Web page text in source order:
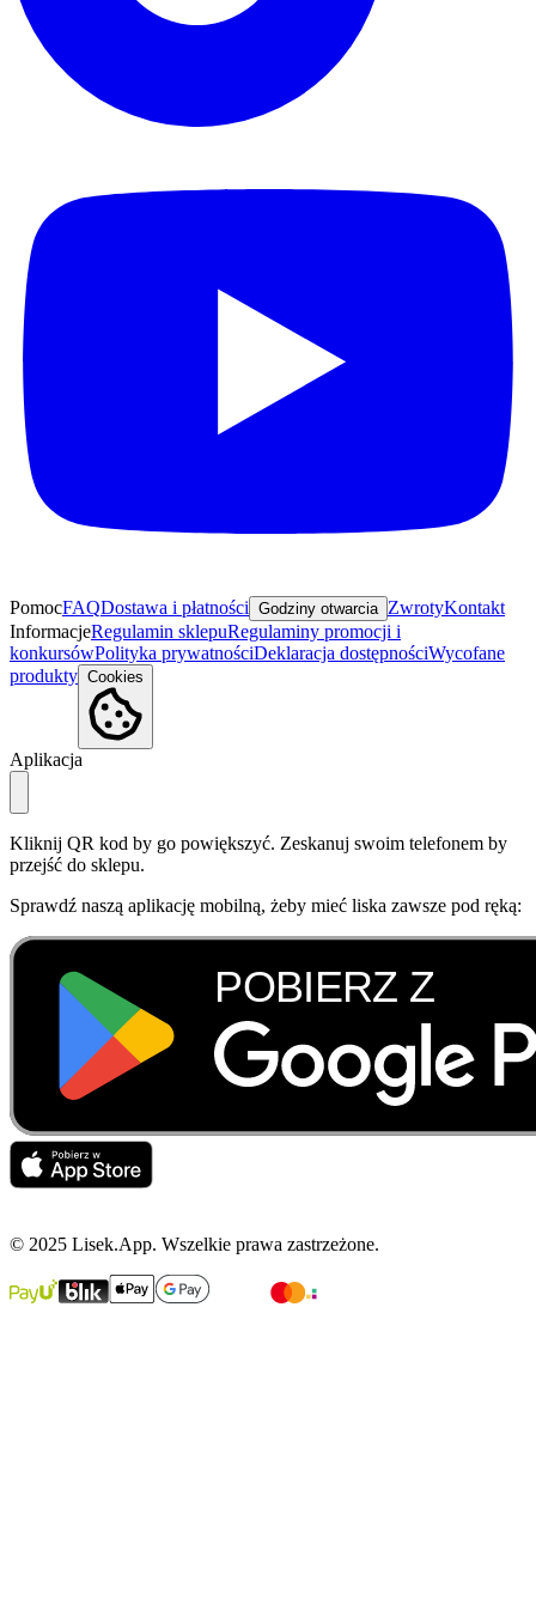
PomocFAQDostawa i płatności Godziny otwarcia ZwrotyKontakt
InformacjeRegulamin sklepuRegulaminy promocji i
konkursówPolityka prywatnościDeklaracja dostępnościWycofane
produkty Cookies
Aplikacja
Kliknij QR kod by go powiększyć. Zeskanuj swoim telefonem by
przejść do sklepu.
Sprawdź naszą aplikację mobilną, żeby mieć liska zawsze pod ręką:
© 2025 Lisek.App. Wszelkie prawa zastrzeżone.